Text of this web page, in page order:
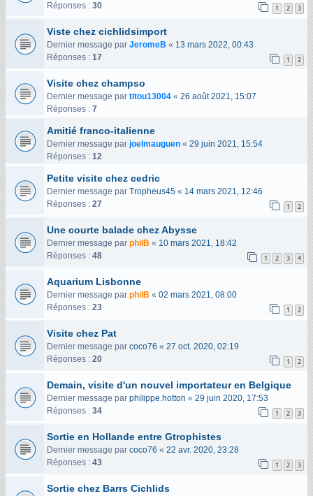
Réponses : 30 1 2 3
Viste chez cichlidsimport
Dernier message par JeromeB « 13 mars 2022, 00:43
Réponses : 17 1 2
Visite chez champso
Dernier message par titou13004 « 26 août 2021, 15:07
Réponses : 7
Amitié franco-italienne
Dernier message par joelmauguen « 29 juin 2021, 15:54
Réponses : 12
Petite visite chez cedric
Dernier message par Tropheus45 « 14 mars 2021, 12:46
Réponses : 27 1 2
Une courte balade chez Abysse
Dernier message par philB « 10 mars 2021, 18:42
Réponses : 48 1 2 3 4
Aquarium Lisbonne
Dernier message par philB « 02 mars 2021, 08:00
Réponses : 23 1 2
Visite chez Pat
Dernier message par coco76 « 27 oct. 2020, 02:19
Réponses : 20 1 2
Demain, visite d'un nouvel importateur en Belgique
Dernier message par philippe.hotton « 29 juin 2020, 17:53
Réponses : 34 1 2 3
Sortie en Hollande entre Gtrophistes
Dernier message par coco76 « 22 avr. 2020, 23:28
Réponses : 43 1 2 3
Sortie chez Barrs Cichlids